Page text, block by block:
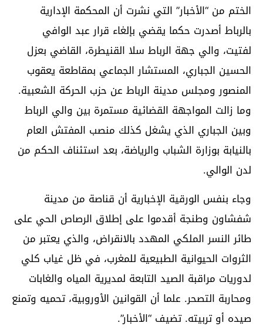
الختم من “الأخبار” التي نشرت أن المحكمة الإدارية
بالرباط أصدرت حكما يقضي بإلغاء قرار عبد الوافي
لفتيت، والي جهة الرباط سلا القنيطرة، القاضي بعزل
الحسين الجباري، المستشار الجماعي بمقاطعة يعقوب
المنصور ومجلس مدينة الرباط عن حزب الحركة الشعبية.
وما زالت المواجهة القضائية مستمرة بين والي الرباط
وبين الجباري الذي يشغل كذلك منصب المفتش العام
بالنيابة بوزارة الشباب والرياضة، بعد استئناف الحكم من
لدن الوالي.
وجاء بنفس الورقية الإخبارية أن قناصة من مدينة
شفشاون وطنجة أقدموا على إطلاق الرصاص الحي على
طائر النسر الملكي المهدد بالانقراض، والذي يعتبر من
الثروات الحيوانية الطبيعية للمغرب، في ظل غياب كلي
لدوريات مراقبة الصيد التابعة لمديرية المياه والغابات
ومحاربة التصحر. علما أن القوانين الأوروبية، تحميه وتمنع
صيده أو تربيته. تضيف “الأخبار”.